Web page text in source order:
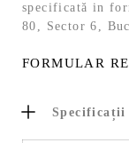
specificată in
80, Sector 6,
FORMULAR
Specificații